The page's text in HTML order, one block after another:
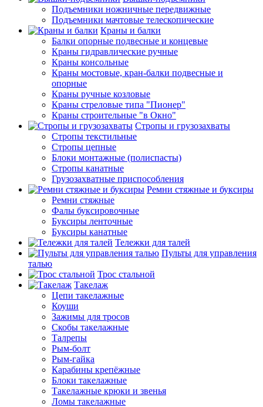
Подъемники ножничные передвижные
Подъемники мачтовые телескопические
Краны и балки
Балки опорные подвесные и концевые
Краны гидравлические ручные
Краны консольные
Краны мостовые, кран-балки подвесные и
опорные
Краны ручные козловые
Краны стреловые типа "Пионер"
Краны строительные "в Окно"
Стропы и грузозахваты
Стропы текстильные
Стропы цепные
Блоки монтажные (полиспасты)
Стропы канатные
Грузозахватные приспособления
Ремни стяжные и буксиры
Ремни стяжные
Фалы буксировочные
Буксиры ленточные
Буксиры канатные
Тележки для талей
Пульты для управления
талью
Трос стальной
Такелаж
Цепи такелажные
Коуши
Зажимы для тросов
Скобы такелажные
Талрепы
Рым-болт
Рым-гайка
Карабины крепёжные
Блоки такелажные
Такелажные крюки и звенья
Ломы такелажные